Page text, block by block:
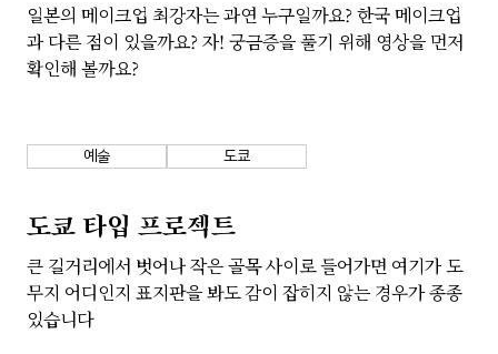
일본의 메이크업 최강자는 과연 누구일까요? 한국 메이크업
과 다른 점이 있을까요? 자! 궁금증을 풀기 위해 영상을 먼저
확인해 볼까요?
예술 도쿄
도쿄 타입 프로젝트
큰 길거리에서 벗어나 작은 골목 사이로 들어가면 여기가 도
무지 어디인지 표지판을 봐도 감이 잡히지 않는 경우가 종종
있습니다